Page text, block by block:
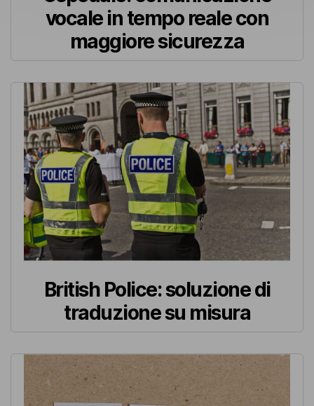
vocale in tempo reale con
maggiore sicurezza
British Police: soluzione di
traduzione su misura